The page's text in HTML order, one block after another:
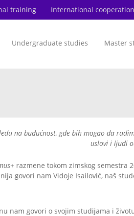
training International cooperation
Undergraduate studies Master
na budućnost, gde bih mogao da
uslovi i ljudi
razmene tokom zimskog semestra
govori nam Vidoje Isailović, naš
nam govori o svojim studijama i